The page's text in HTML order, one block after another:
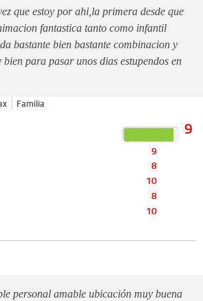
que estoy por ahi,la primera desde que
fantastica tanto como infantil
bastante bien bastante combinacion y
para pasar unos dias estupendos en
Familia
9
9
8
10
8
10
personal amable ubicación muy buena